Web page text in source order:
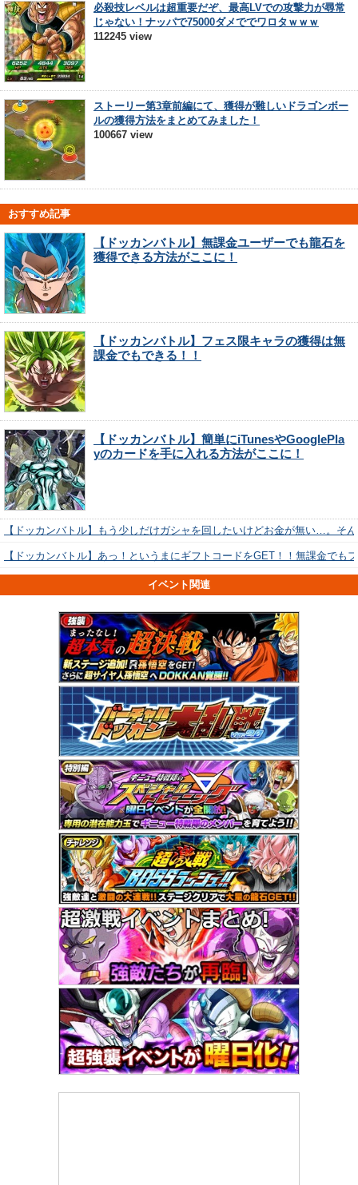
必殺技レベルは超重要だぞ、最高LVでの攻撃力が尋常
じゃない！ナッパで75000ダメででワロタｗｗｗ
112245 view
ストーリー第3章前編にて、獲得が難しいドラゴンボー
ルの獲得方法をまとめてみました！
100667 view
おすすめ記事
【ドッカンバトル】無課金ユーザーでも龍石を
獲得できる方法がここに！
【ドッカンバトル】フェス限キャラの獲得は無
課金でもできる！！
【ドッカンバトル】簡単にiTunesやGooglePla
yのカードを手に入れる方法がここに！
【ドッカンバトル】もう少しだけガシャを回したいけどお金が無い…。そ
【ドッカンバトル】あっ！というまにギフトコードをGET！！無課金でも
イベント関連